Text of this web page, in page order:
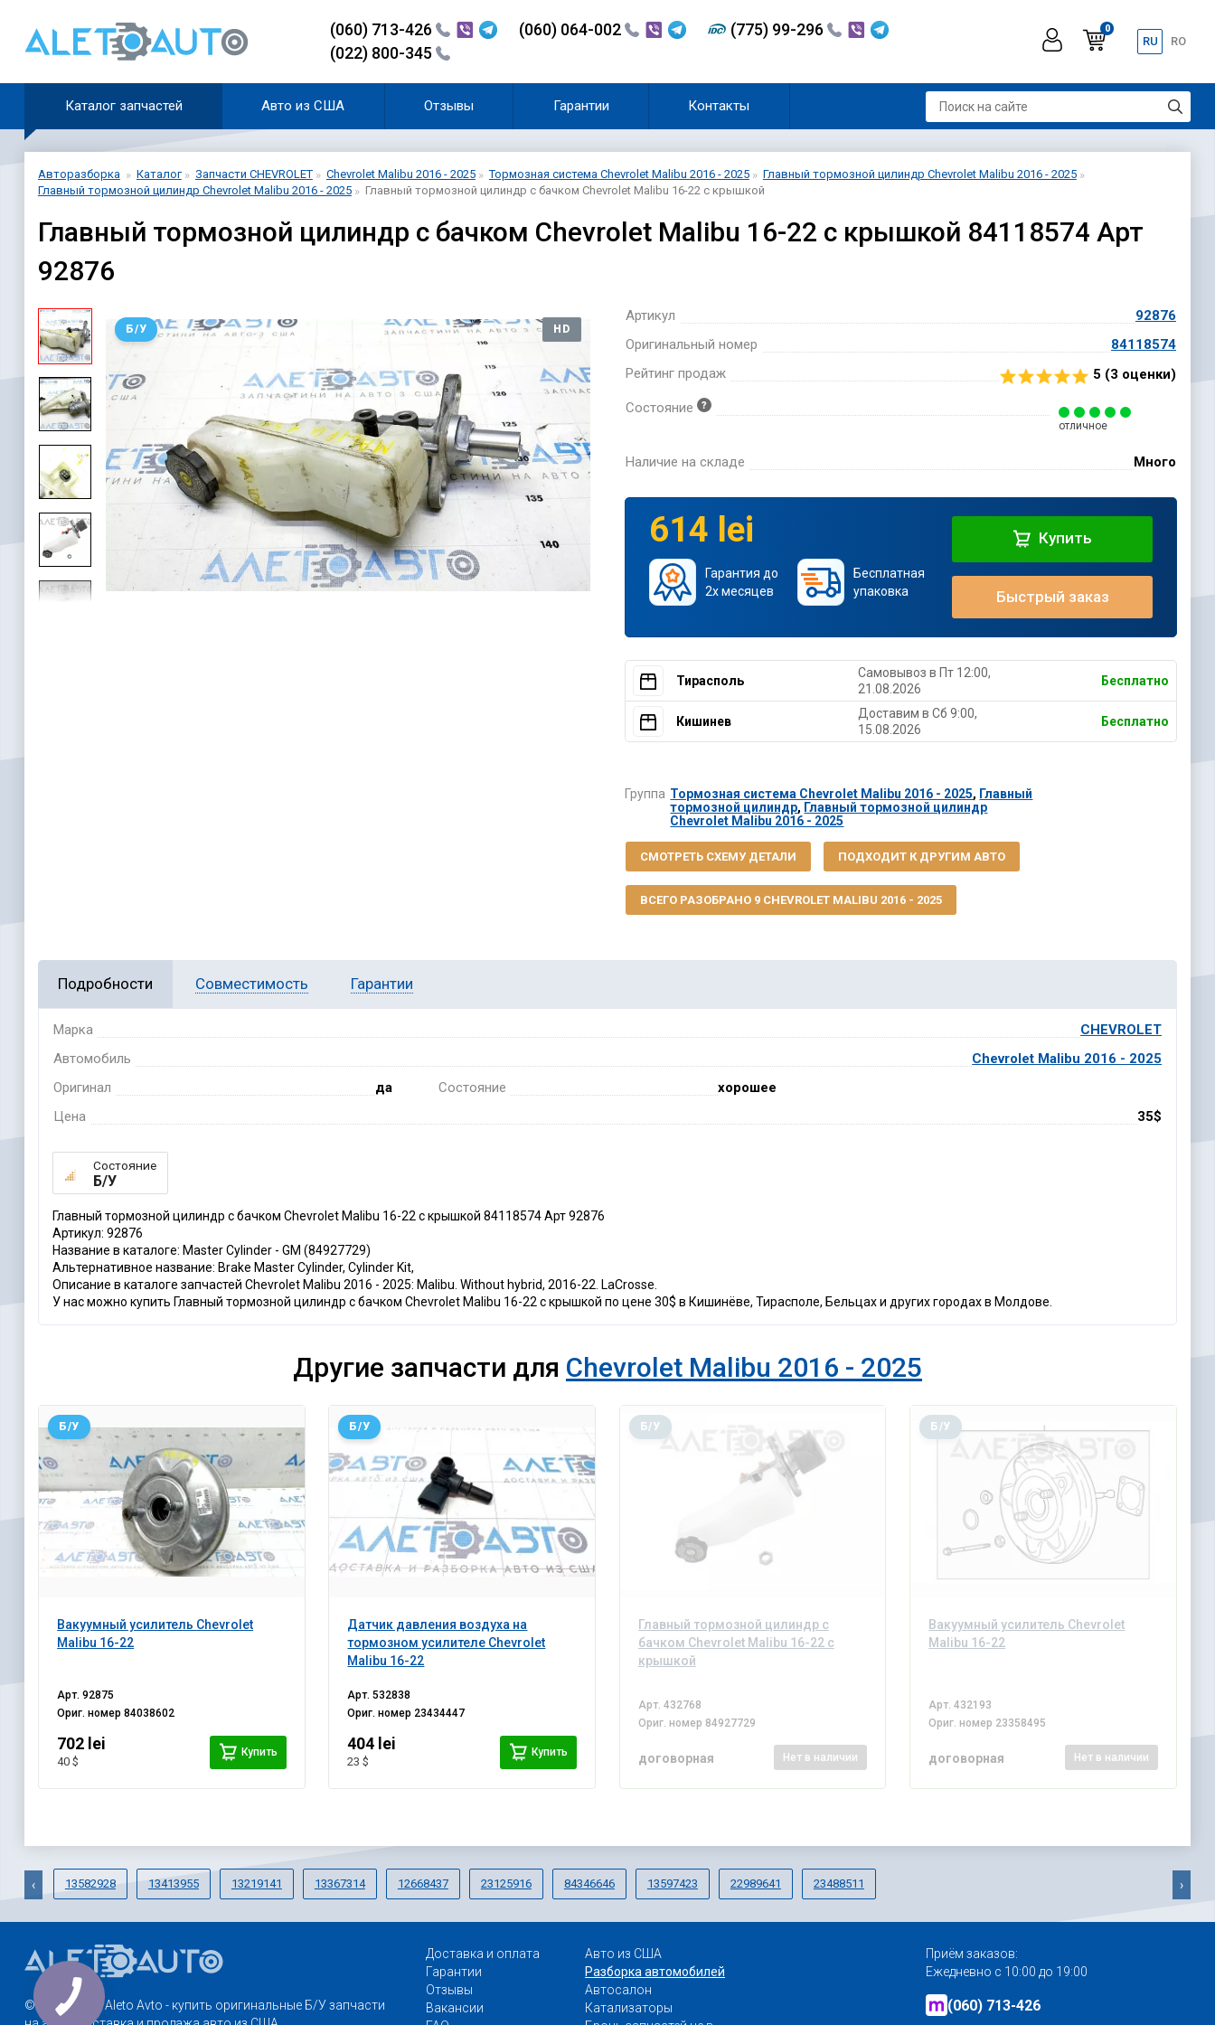
(060) 713-426 (060) 064-002
(775) 99-296
(022) 800-345
0
RU RO
Каталог запчастей Авто из США Отзывы Гарантии Контакты
Авторазборка Каталог Запчасти CHEVROLET Chevrolet Malibu 2016 - 2025 Тормозная система Chevrolet Malibu 2016 - 2025
Главный тормозной цилиндр Chevrolet Malibu 2016 - 2025
Главный тормозной цилиндр Chevrolet Malibu 2016 - 2025
Главный тормозной цилиндр с бачком Chevrolet Malibu 16-22 с крышкой
Главный тормозной цилиндр с бачком Chevrolet Malibu 16-22 с крышкой 84118574 Арт
92876
Б/У HD
Артикул
92876
Оригинальный номер
84118574
Рейтинг продаж
5 (3 оценки)
Состояние
отличное
Наличие на складе Много
614 lei
Гарантия до
2х месяцев
Бесплатная
упаковка
Купить
Быстрый заказ
Тирасполь
Самовывоз в Пт 12:00,
21.08.2026
Бесплатно
Кишинев
Доставим в Cб 9:00,
15.08.2026
Бесплатно
Группа Тормозная система Chevrolet Malibu 2016 - 2025, Главный
тормозной цилиндр, Главный тормозной цилиндр
Chevrolet Malibu 2016 - 2025
СМОТРЕТЬ СХЕМУ ДЕТАЛИ ПОДХОДИТ К ДРУГИМ АВТО
ВСЕГО РАЗОБРАНО 9 CHEVROLET MALIBU 2016 - 2025
Подробности Совместимость Гарантии
Марка
CHEVROLET
Автомобиль
Chevrolet Malibu 2016 - 2025
Оригинал
да Состояние
хорошее
Цена
35$
Состояние
Б/У
Главный тормозной цилиндр с бачком Chevrolet Malibu 16-22 с крышкой 84118574 Арт 92876
Артикул: 92876
Название в каталоге: Master Cylinder - GM (84927729)
Альтернативное название: Brake Master Cylinder, Cylinder Kit,
Описание в каталоге запчастей Chevrolet Malibu 2016 - 2025: Malibu. Without hybrid, 2016-22. LaCrosse.
У нас можно купить Главный тормозной цилиндр с бачком Chevrolet Malibu 16-22 с крышкой по цене 30$ в Кишинёве, Тирасполе, Бельцах и других городах в Молдове.
Другие запчасти для Chevrolet Malibu 2016 - 2025
Вакуумный усилитель Chevrolet
Malibu 16-22
Б/У
Арт.92875
Ориг. номер84038602
702 lei
40 $
Купить
Датчик давления воздуха на
тормозном усилителе Chevrolet
Malibu 16-22
Б/У
Арт.532838
Ориг. номер 23434447
404 lei
23 $
Купить
Главный тормозной цилиндр с
бачком Chevrolet Malibu 16-22 с
крышкой
Б/У
Арт. 432768
Ориг. номер 84927729
договорная Нет в наличии
Вакуумный усилитель Chevrolet
Malibu 16-22
Б/У
Арт.432193
Ориг. номер 23358495
договорная Нет в наличии
13582928 13413955 13219141 13367314 12668437 23125916 84346646 13597423 22989641 23488511
‹ ›
© 2013-2026. Aleto Avto - купить оригинальные Б/У запчасти
Доставка и оплата
Гарантии
Отзывы
Вакансии
Авто из США
Разборка автомобилей
Автосалон
Катализаторы
Приём заказов:
Ежедневно с 10:00 до 19:00
(060) 713-426